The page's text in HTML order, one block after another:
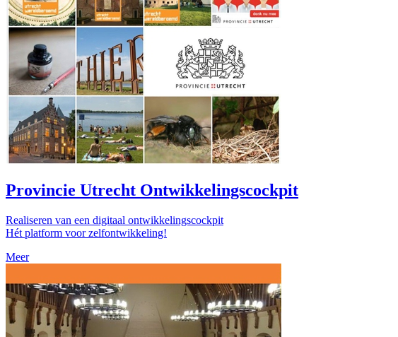
Provincie Utrecht Ontwikkelingscockpit
Realiseren van een digitaal ontwikkelingscockpit
Hét platform voor zelfontwikkeling!
Meer